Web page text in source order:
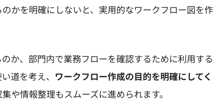
かを明確にしないと、実用的なワークフロー図を作
か、部門内で業務フローを確認するために利用する
道を考え、 ワークフロー作成の目的を明確にしてく
や情報整理もスムーズに進められます。